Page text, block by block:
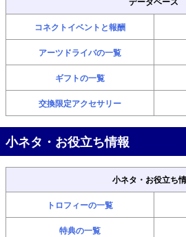
コネクトイベントと報酬
アーツドライバの一覧
ギフトの一覧
交換限定アクセサリー
小ネタ・お役立ち情報
小ネタ・お役立ち
トロフィーの一覧
特典の一覧